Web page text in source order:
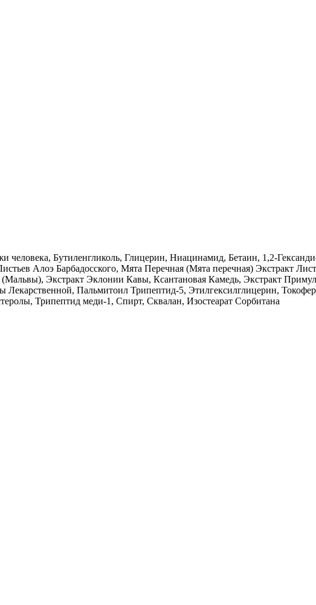
Бутиленгликоль, Глицерин, Ниацинамид, Бетаин, 1,2-
Алоэ Барбадосского, Мята Перечная (Мята перечная) Экстракт
Экстракт Эклонии Кавы, Ксантановая Камедь, Экстракт
Пальмитоил Трипептид-5, Этилгексилглицерин,
Трипептид меди-1, Спирт, Сквалан, Изостеарат Сорбитана